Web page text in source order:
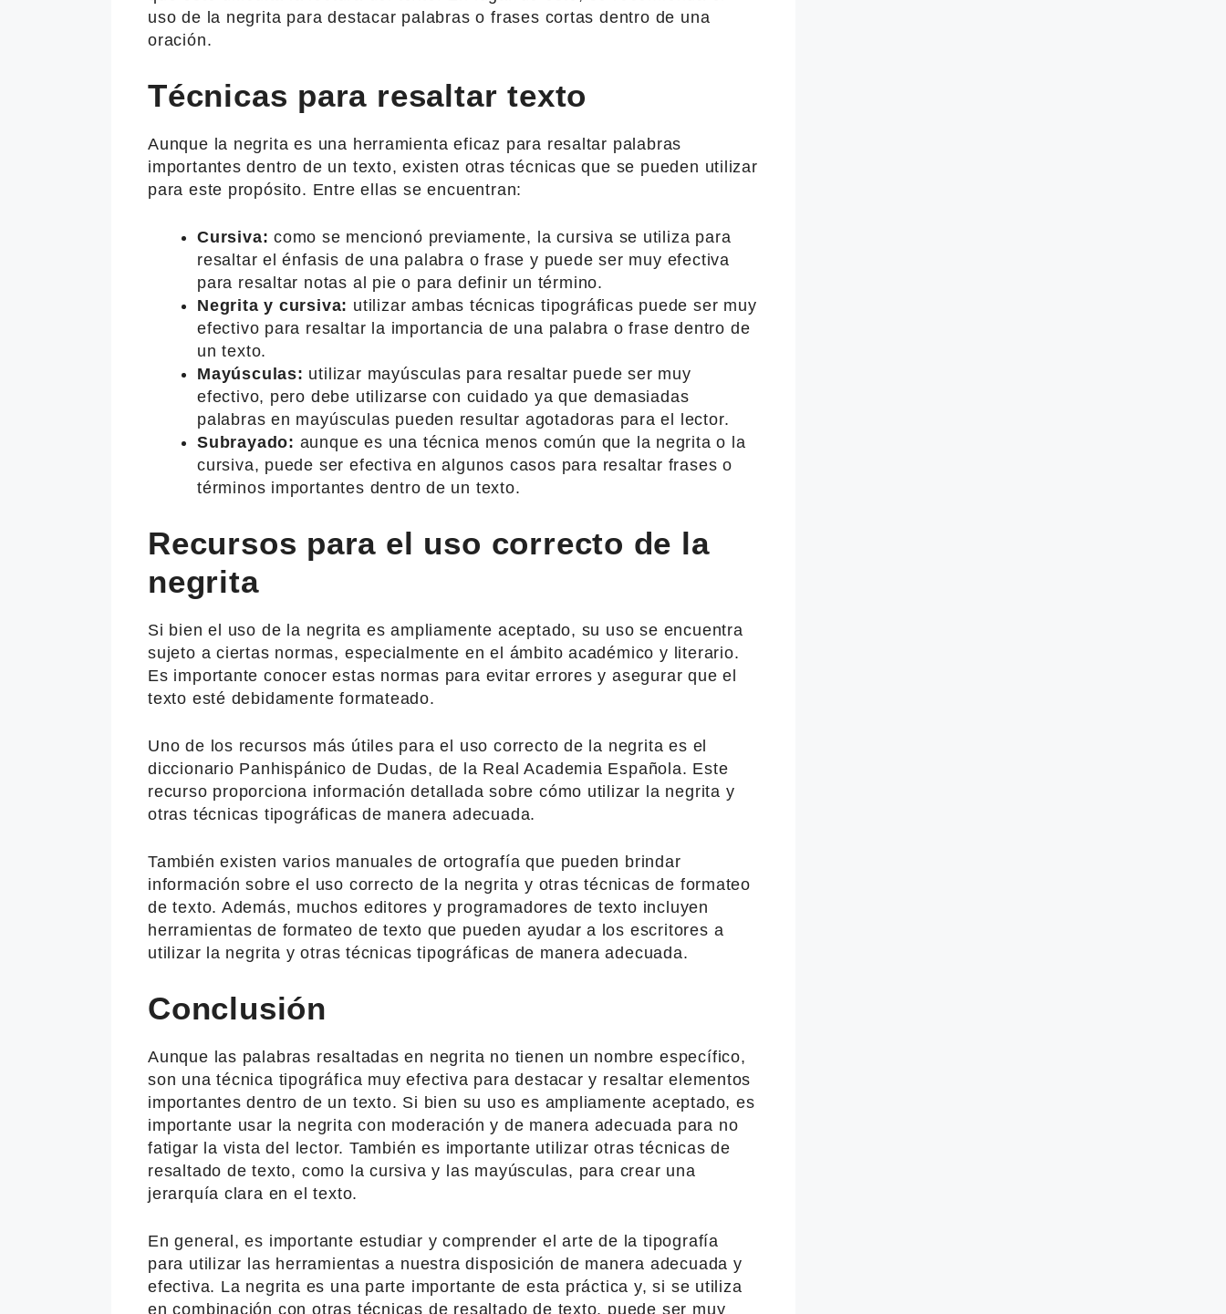
uso de la negrita para destacar palabras o frases cortas dentro de una
oración.
Técnicas para resaltar texto
Aunque la negrita es una herramienta eficaz para resaltar palabras
importantes dentro de un texto, existen otras técnicas que se pueden utilizar
para este propósito. Entre ellas se encuentran:
Cursiva: como se mencionó previamente, la cursiva se utiliza para
resaltar el énfasis de una palabra o frase y puede ser muy efectiva
para resaltar notas al pie o para definir un término.
Negrita y cursiva: utilizar ambas técnicas tipográficas puede ser muy
efectivo para resaltar la importancia de una palabra o frase dentro de
un texto.
Mayúsculas: utilizar mayúsculas para resaltar puede ser muy
efectivo, pero debe utilizarse con cuidado ya que demasiadas
palabras en mayúsculas pueden resultar agotadoras para el lector.
Subrayado: aunque es una técnica menos común que la negrita o la
cursiva, puede ser efectiva en algunos casos para resaltar frases o
términos importantes dentro de un texto.
Recursos para el uso correcto de la
negrita
Si bien el uso de la negrita es ampliamente aceptado, su uso se encuentra
sujeto a ciertas normas, especialmente en el ámbito académico y literario.
Es importante conocer estas normas para evitar errores y asegurar que el
texto esté debidamente formateado.
Uno de los recursos más útiles para el uso correcto de la negrita es el
diccionario Panhispánico de Dudas, de la Real Academia Española. Este
recurso proporciona información detallada sobre cómo utilizar la negrita y
otras técnicas tipográficas de manera adecuada.
También existen varios manuales de ortografía que pueden brindar
información sobre el uso correcto de la negrita y otras técnicas de formateo
de texto. Además, muchos editores y programadores de texto incluyen
herramientas de formateo de texto que pueden ayudar a los escritores a
utilizar la negrita y otras técnicas tipográficas de manera adecuada.
Conclusión
Aunque las palabras resaltadas en negrita no tienen un nombre específico,
son una técnica tipográfica muy efectiva para destacar y resaltar elementos
importantes dentro de un texto. Si bien su uso es ampliamente aceptado, es
importante usar la negrita con moderación y de manera adecuada para no
fatigar la vista del lector. También es importante utilizar otras técnicas de
resaltado de texto, como la cursiva y las mayúsculas, para crear una
jerarquía clara en el texto.
En general, es importante estudiar y comprender el arte de la tipografía
para utilizar las herramientas a nuestra disposición de manera adecuada y
efectiva. La negrita es una parte importante de esta práctica y, si se utiliza
en combinación con otras técnicas de resaltado de texto, puede ser muy